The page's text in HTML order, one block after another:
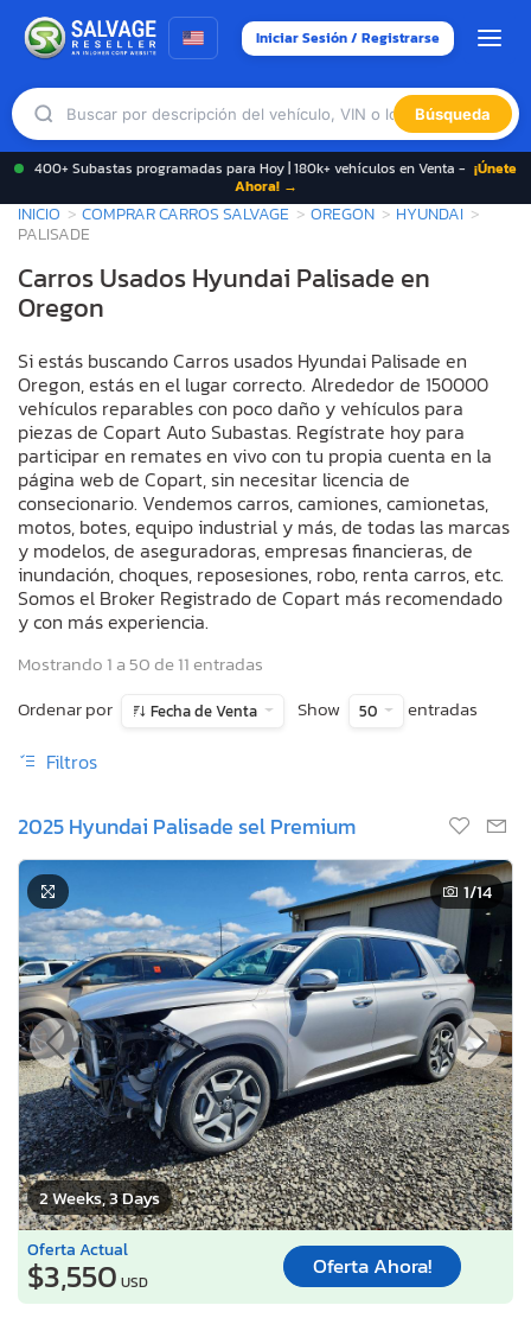
Iniciar Sesión / Registrarse
Búsqueda
400+ Subastas programadas para Hoy | 180k+ vehículos en Venta - ¡Únete
Ahora! →
INICIO COMPRAR CARROS SALVAGE OREGON
HYUNDAI
PALISADE
Carros Usados Hyundai Palisade en
Oregon
Si estás buscando Carros usados Hyundai Palisade en
Oregon, estás en el lugar correcto. Alrededor de 150000
vehículos reparables con poco daño y vehículos para
piezas de Copart Auto Subastas. Regístrate hoy para
participar en remates en vivo con tu propia cuenta en la
página web de Copart, sin necesitar licencia de
consecionario. Vendemos carros, camiones, camionetas,
motos, botes, equipo industrial y más, de todas las marcas
y modelos, de aseguradoras, empresas financieras, de
inundación, choques, reposesiones, robo, renta carros, etc.
Somos el Broker Registrado de Copart más recomendado
y con más experiencia.
Mostrando 1 a 50 de 11 entradas
Ordenar por
Fecha de Venta Show 50 entradas
Filtros
2025 Hyundai Palisade sel Premium
2 Weeks, 3 Days
1/14
Oferta Actual
$3,550 USD
Oferta Ahora!